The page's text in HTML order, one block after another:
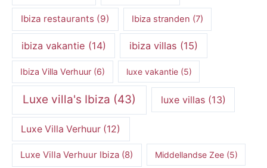
Ibiza restaurants(9) Ibiza stranden (7)
ibiza vakantie (14) ibiza villas (15)
Ibiza Villa Verhuur(6) luxe vakantie(5)
Luxe villa's Ibiza (43) luxe villas(13)
Luxe Villa Verhuur (12)
Luxe Villa Verhuur Ibiza (8) Middellandse Zee(5)